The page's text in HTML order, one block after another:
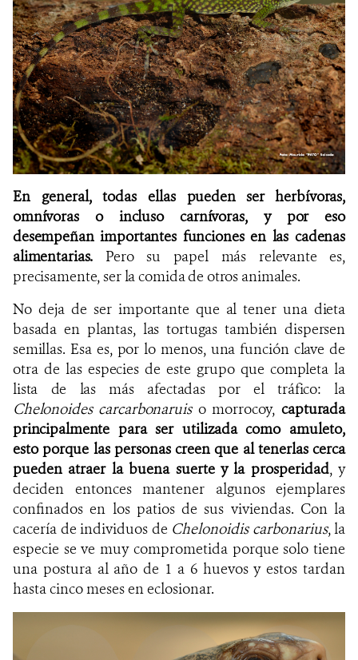
En general, todas ellas pueden ser herbívoras,
omnívoras o incluso carnívoras, y por eso
desempeñan importantes funciones en las cadenas
alimentarias. Pero su papel más relevante es,
precisamente, ser la comida de otros animales.
No deja de ser importante que al tener una dieta
basada en plantas, las tortugas también dispersen
semillas. Esa es, por lo menos, una función clave de
otra de las especies de este grupo que completa la
lista de las más afectadas por el tráfico: la
Chelonoides carcarbonaruiso morrocoy,capturada
principalmente para ser utilizada como amuleto,
esto porque las personas creen que al tenerlas cerca
pueden atraer la buena suerte y la prosperidad, y
deciden entonces mantener algunos ejemplares
confinados en los patios de sus viviendas. Con la
cacería de individuos de Chelonoidis carbonarius, la
especie se ve muy comprometida porque solo tiene
una postura al año de 1 a 6 huevos y estos tardan
hasta cinco meses en eclosionar.